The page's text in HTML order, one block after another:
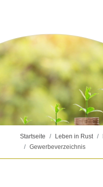
Startseite Leben in Rust
Gewerbeverzeichnis